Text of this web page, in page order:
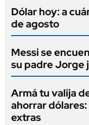
Dólar hoy: a
de agosto
Messi se
su padre Jorge
Armá tu valija
ahorrar
extras